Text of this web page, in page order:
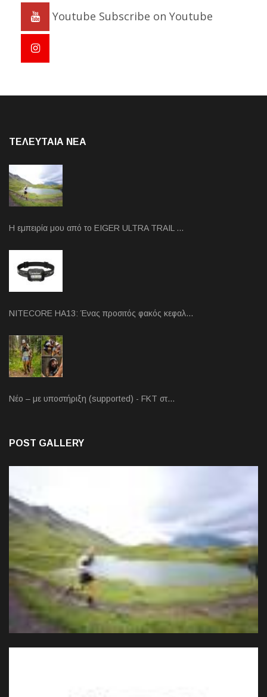
Youtube Subscribe on Youtube
ΤΕΛΕΥΤΑΙΑ NEA
Η εμπειρία μου από το EIGER ULTRA TRAIL …
NITECORE HA13: Ένας προσιτός φακός κεφαλ…
Νέο – με υποστήριξη (supported) - FKT στ…
POST GALLERY